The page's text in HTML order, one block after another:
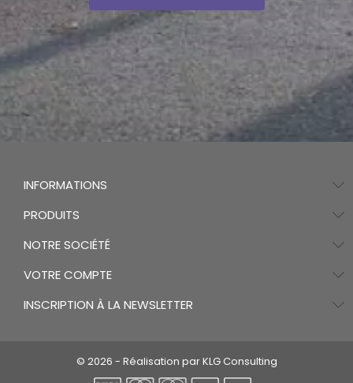
INFORMATIONS
PRODUITS
NOTRE SOCIÉTÉ
VOTRE COMPTE
INSCRIPTION À LA NEWSLETTER
© 2026 - Réalisation par KLG Consulting